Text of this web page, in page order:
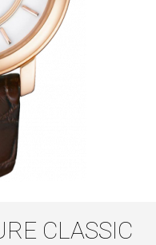
CLASSIC